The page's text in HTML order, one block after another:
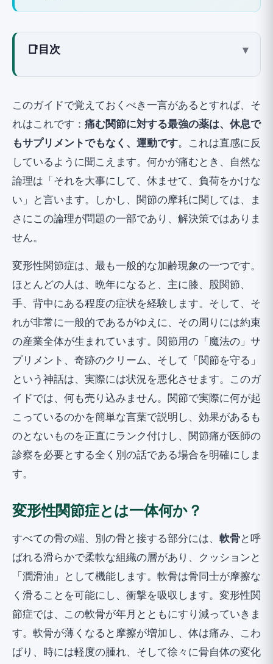
📑 目次 ▾
手段その1（🟢）：運動は関節の薬
痛む関節で正しく運動する方法
手段その2（🟢）：膝にかかる1キログラムは
数倍に相当する
役立つその他のライフスタイル手段
サプリメントについて正直に（🟡）：研究
が実際に言っていること
結論：関節の健康のためのチェックリスト
このガイドで覚えておくべき一言があるとすれば、そ
れはこれです： 痛む関節に対する最強の薬は、休息で
もサプリメントでもなく、運動です。これは直感に反
しているように聞こえます。何かが痛むとき、自然な
論理は「それを大事にして、休ませて、負荷をかけな
い」と言います。しかし、関節の摩耗に関しては、ま
さにこの論理が問題の一部であり、解決策ではありま
せん。
変形性関節症は、最も一般的な加齢現象の一つです。
ほとんどの人は、晩年になると、主に膝、股関節、
手、背中にある程度の症状を経験します。そして、そ
れが非常に一般的であるがゆえに、その周りには約束
の産業全体が生まれています。関節用の「魔法の」サ
プリメント、奇跡のクリーム、そして「関節を守る」
という神話は、実際には状況を悪化させます。このガ
イドでは、何も売り込みません。関節で実際に何が起
こっているのかを簡単な言葉で説明し、効果があるも
のとないものを正直にランク付けし、関節痛が医師の
診察を必要とする全く別の話である場合を明確にしま
す。
変形性関節症とは一体何か？
すべての骨の端、別の骨と接する部分には、 軟骨と呼
ばれる滑らかで柔軟な組織の層があり、クッションと
「潤滑油」として機能します。軟骨は骨同士が摩擦な
く滑ることを可能にし、衝撃を吸収します。変形性関
節症では、この軟骨が年月とともにすり減っていきま
す。軟骨が薄くなると摩擦が増加し、体は痛み、こわ
ばり、時には軽度の腫れ、そして徐々に骨自体の変化